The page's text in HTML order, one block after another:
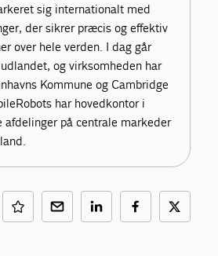
sig internationalt med
der sikrer præcis og effektiv
over hele verden. I dag går
og virksomheden har
Kommune og Cambridge
har hovedkontor i
afdelinger på centrale markeder